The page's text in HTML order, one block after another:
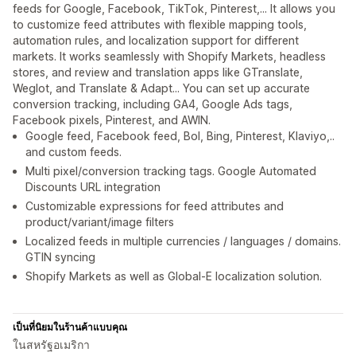
feeds for Google, Facebook, TikTok, Pinterest,... It allows you
to customize feed attributes with flexible mapping tools,
automation rules, and localization support for different
markets. It works seamlessly with Shopify Markets, headless
stores, and review and translation apps like GTranslate,
Weglot, and Translate & Adapt... You can set up accurate
conversion tracking, including GA4, Google Ads tags,
Facebook pixels, Pinterest, and AWIN.
Google feed, Facebook feed, Bol, Bing, Pinterest, Klaviyo,..
and custom feeds.
Multi pixel/conversion tracking tags. Google Automated
Discounts URL integration
Customizable expressions for feed attributes and
product/variant/image filters
Localized feeds in multiple currencies / languages / domains.
GTIN syncing
Shopify Markets as well as Global-E localization solution.
เป็นที่นิยมในร้านค้าแบบคุณ
ในสหรัฐอเมริกา